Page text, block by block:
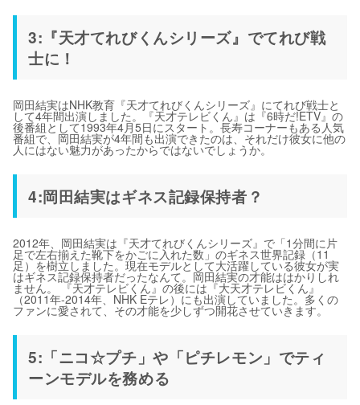
3:『天才てれびくんシリーズ』でてれび戦
士に！
岡田結実はNHK教育『天才てれびくんシリーズ』にてれび戦士と
して4年間出演しました。『天才テレビくん』は『6時だ!ETV』の
後番組として1993年4月5日にスタート。長寿コーナーもある人気
番組で、岡田結実が4年間も出演できたのは、それだけ彼女に他の
人にはない魅力があったからではないでしょうか。
4:岡田結実はギネス記録保持者？
2012年、岡田結実は『天才てれびくんシリーズ』で「1分間に片
足で左右揃えた靴下をかごに入れた数」のギネス世界記録（11
足）を樹立しました。現在モデルとして大活躍している彼女が実
はギネス記録保持者だったなんて。岡田結実の才能ははかりしれ
ません。 『天才テレビくん』の後には『大天才テレビくん』
（2011年-2014年、NHK Eテレ）にも出演していました。多くの
ファンに愛されて、その才能を少しずつ開花させていきます。
5:「ニコ☆プチ」や「ピチレモン」でティ
ーンモデルを務める